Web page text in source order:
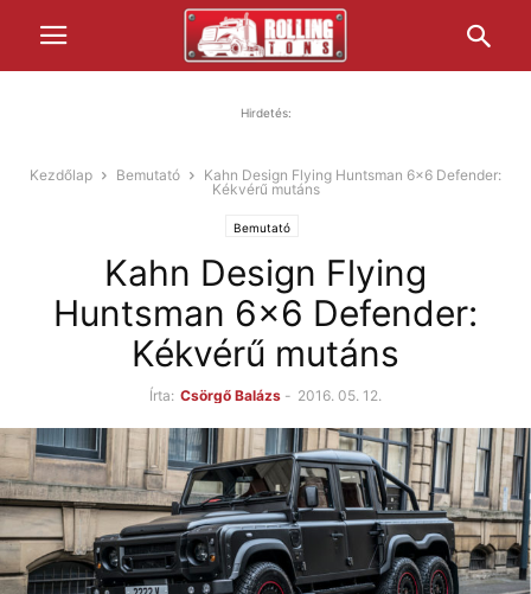
Hirdetés:
Kezdőlap Bemutató
Kahn Design Flying Huntsman 6x6 Defender:
Kékvérű mutáns
Bemutató
Kahn Design Flying
Huntsman 6x6 Defender:
Kékvérű mutáns
Írta: Csörgő Balázs - 2016. 05. 12.